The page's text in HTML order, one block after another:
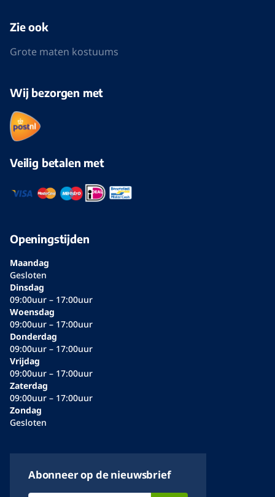
Zie ook
Grote maten kostuums
Wij bezorgen met
Veilig betalen met
Openingstijden
Maandag
Gesloten
Dinsdag
09:00uur – 17:00uur
Woensdag
09:00uur – 17:00uur
Donderdag
09:00uur – 17:00uur
Vrijdag
09:00uur – 17:00uur
Zaterdag
09:00uur – 17:00uur
Zondag
Gesloten
Abonneer op de nieuwsbrief